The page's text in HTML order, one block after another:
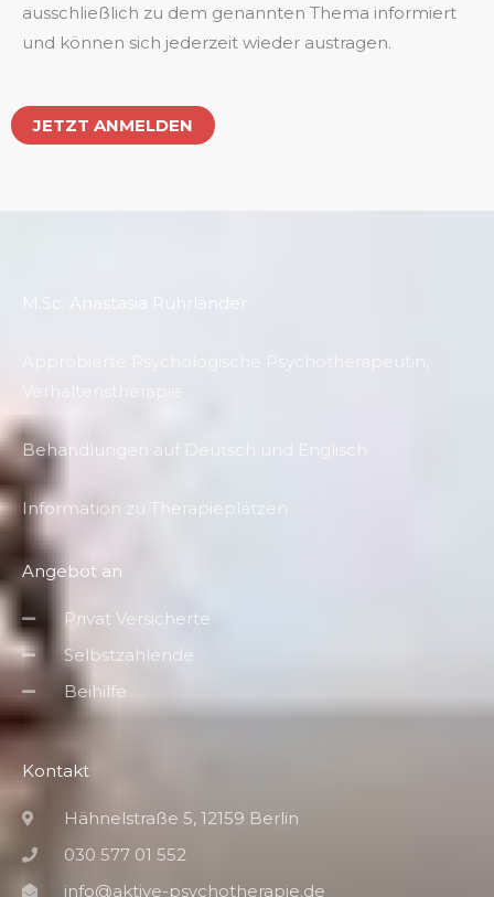
ausschließlich zu dem genannten Thema informiert
und können sich jederzeit wieder austragen.
JETZT ANMELDEN
M.Sc. Anastasia Ruhrländer
Behandlungen auf Deutsch und Englisch
Information zu Therapieplätzen
Angebot an
Privat Versicherte
Selbstzahlende
Beihilfe
Kontakt
Hähnelstraße 5, 12159 Berlin
030 577 01 552
info@aktive-psychotherapie.de